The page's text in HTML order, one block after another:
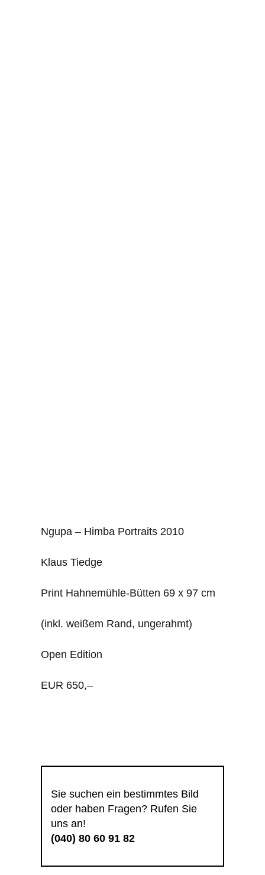
Ngupa – Himba Portraits 2010
Klaus Tiedge
Print Hahnemühle-Bütten 69 x 97 cm
(inkl. weißem Rand, ungerahmt)
Open Edition
EUR 650,–
Sie suchen ein bestimmtes Bild
oder haben Fragen? Rufen Sie
uns an!
(040) 80 60 91 82